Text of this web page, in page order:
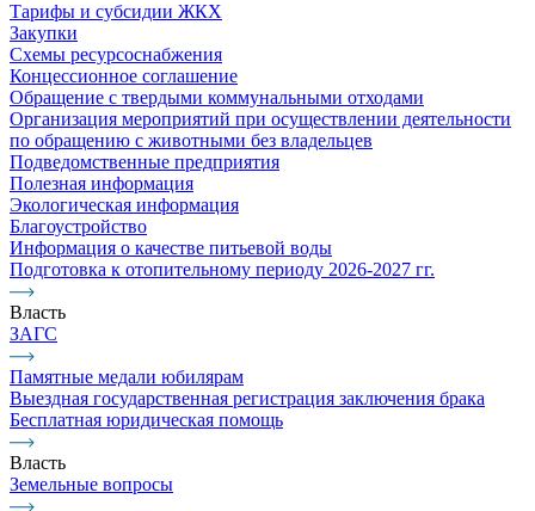
Тарифы и субсидии ЖКХ
Закупки
Схемы ресурсоснабжения
Концессионное соглашение
Обращение с твердыми коммунальными отходами
Организация мероприятий при осуществлении деятельности
по обращению с животными без владельцев
Подведомственные предприятия
Полезная информация
Экологическая информация
Благоустройство
Информация о качестве питьевой воды
Подготовка к отопительному периоду 2026-2027 гг.
Власть
ЗАГС
Памятные медали юбилярам
Выездная государственная регистрация заключения брака
Бесплатная юридическая помощь
Власть
Земельные вопросы